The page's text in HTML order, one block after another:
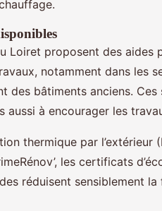
Loiret proposent des aides
notamment dans les
des bâtiments anciens.
à encourager les
thermique par l’extérieur
les certificats
réduisent sensiblement